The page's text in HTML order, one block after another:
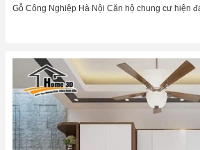
Gỗ Công Nghiệp Hà Nội Căn hộ chung cư hiện